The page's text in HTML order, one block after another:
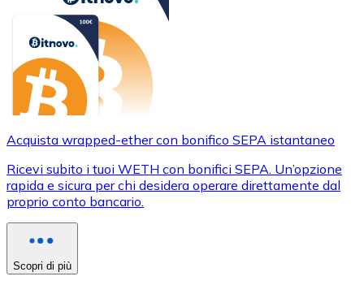
Acquista wrapped-ether con bonifico SEPA istantaneo
Ricevi subito i tuoi WETH con bonifici SEPA. Un’opzione
rapida e sicura per chi desidera operare direttamente dal
proprio conto bancario.
Scopri di più